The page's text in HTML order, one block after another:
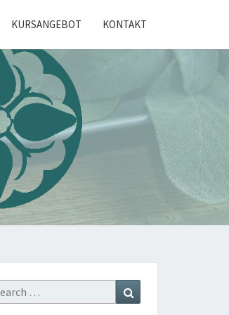
KURSANGEBOT KONTAKT